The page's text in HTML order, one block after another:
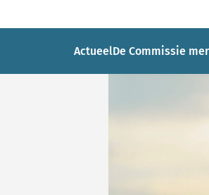
ActueelDe Commissie mer